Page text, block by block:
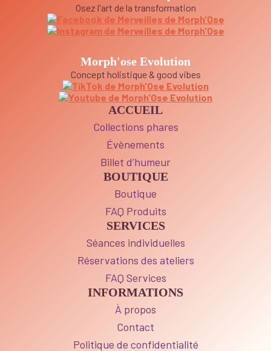
Osez l'art de la transformation
Morph'ose Evolution
Concept holistique & good vibes
ACCUEIL
Collections phares
Évènements
Billet d’humeur
BOUTIQUE
Boutique
FAQ Produits
SERVICES
Séances individuelles
Réservations des ateliers
FAQ Services
INFORMATIONS
À propos
Contact
Politique de confidentialité